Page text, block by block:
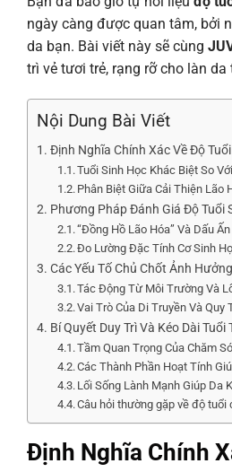
ngày càng được quan tâm, bởi
da bạn. Bài viết này sẽ cùng
trì vẻ tươi trẻ, rạng rỡ cho làn da
Nội Dung Bài Viết
Định Nghĩa Chính Xác Về Độ
Tuổi Sinh Học Khác Biệt So
Phân Biệt Giữa Cải Thiện Lão
Phương Pháp Đánh Giá Độ Tuổi
“Đồng Hồ Lão Hóa” Và Dấu
Đo Lường Đặc Tính Cơ Sinh
Các Yếu Tố Chủ Chốt Ảnh
Tác Động Từ Môi Trường Và
Vai Trò Của Di Truyền Và Quy
Bí Quyết Duy Trì Và Kéo Dài
Tầm Quan Trọng Của Chăm
Các Thành Phần Hoạt Tính
Lối Sống Lành Mạnh Giúp Da
Câu hỏi thường gặp về độ tuổi
Định Nghĩa Chính